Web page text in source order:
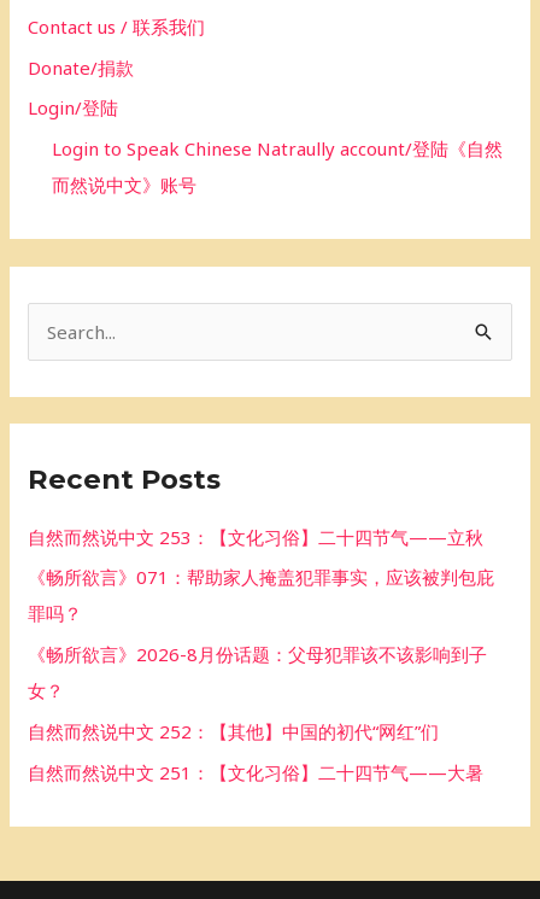
Contact us / 联系我们
Donate/捐款
Login/登陆
Login to Speak Chinese Natraully account/登陆《自然
而然说中文》账号
c
f
r
Recent Posts
自然而然说中文 253：【文化习俗】二十四节气——立秋
《畅所欲言》071：帮助家人掩盖犯罪事实，应该被判包庇
罪吗？
《畅所欲言》2026-8月份话题：父母犯罪该不该影响到子
女？
自然而然说中文 252：【其他】中国的初代“网红”们
自然而然说中文 251：【文化习俗】二十四节气——大暑